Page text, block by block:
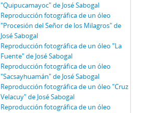
"Quipucamayoc" de José Sabogal
Reproducción fotográfica de un óleo
"Procesión del Señor de los Milagros" de
José Sabogal
Reproducción fotográfica de un óleo "La
Fuente" de José Sabogal
Reproducción fotográfica de un óleo
"Sacsayhuamán" de José Sabogal
Reproducción fotográfica de un óleo "Cruz
Velacuy" de José Sabogal
Reproducción fotográfica de un óleo